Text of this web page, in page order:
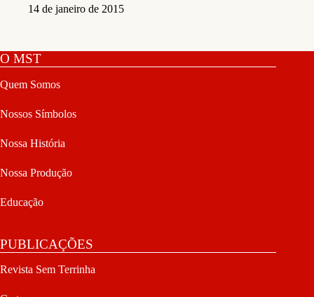
14 de janeiro de 2015
O MST
Quem Somos
Nossos Símbolos
Nossa História
Nossa Produção
Educação
PUBLICAÇÕES
Revista Sem Terrinha